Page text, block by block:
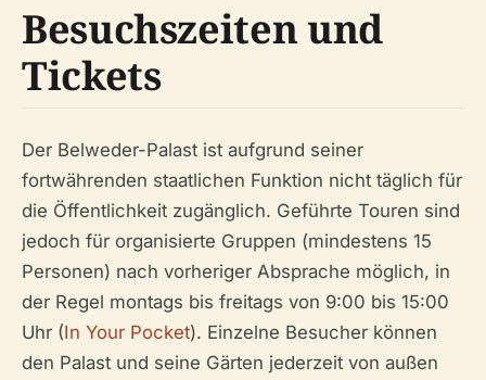
Besuchszeiten und
Tickets
Der Belweder-Palast ist aufgrund seiner
fortwährenden staatlichen Funktion nicht täglich für
die Öffentlichkeit zugänglich. Geführte Touren sind
jedoch für organisierte Gruppen (mindestens 15
Personen) nach vorheriger Absprache möglich, in
der Regel montags bis freitags von 9:00 bis 15:00
Uhr (In Your Pocket). Einzelne Besucher können
den Palast und seine Gärten jederzeit von außen